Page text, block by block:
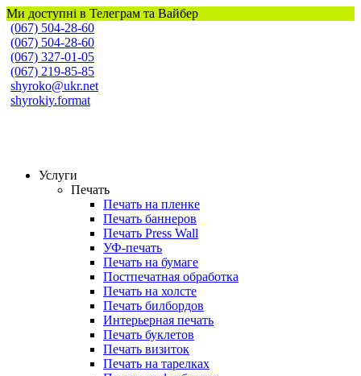
Ми доступні в Телеграм та Вайбер
(067) 504-28-60
(067) 504-28-60
(067) 327-01-05
(067) 219-85-85
shyroko@ukr.net
shyrokiy.format
Широкий Формат
Услуги
Печать
Печать на пленке
Печать баннеров
Печать Press Wall
УФ-печать
Печать на бумаге
Постпечатная обработка
Печать на холсте
Печать билбордов
Интерьерная печать
Печать буклетов
Печать визиток
Печать на тарелках